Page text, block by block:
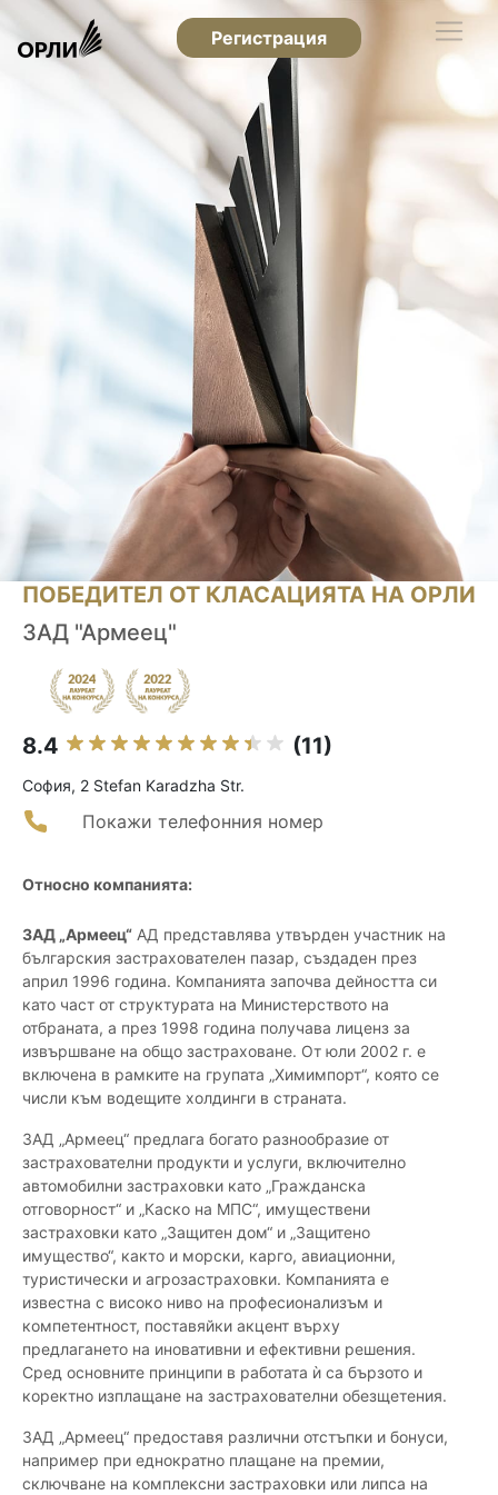
Регистрация
ПОБЕДИТЕЛ ОТ КЛАСАЦИЯТА НА ОРЛИ
ЗАД "Армеец"
8.4 (11)
София, 2 Stefan Karadzha Str.
Покажи телефонния номер
Относно компанията:
ЗАД „Армеец“ АД представлява утвърден участник на
българския застрахователен пазар, създаден през
април 1996 година. Компанията започва дейността си
като част от структурата на Министерството на
отбраната, а през 1998 година получава лиценз за
извършване на общо застраховане. От юли 2002 г. е
включена в рамките на групата „Химимпорт“, която се
числи към водещите холдинги в страната.
ЗАД „Армеец“ предлага богато разнообразие от
застрахователни продукти и услуги, включително
автомобилни застраховки като „Гражданска
отговорност“ и „Каско на МПС“, имуществени
застраховки като „Защитен дом“ и „Защитено
имущество“, както и морски, карго, авиационни,
туристически и агрозастраховки. Компанията е
известна с високо ниво на професионализъм и
компетентност, поставяйки акцент върху
предлагането на иновативни и ефективни решения.
Сред основните принципи в работата ѝ са бързото и
коректно изплащане на застрахователни обезщетения.
ЗАД „Армеец“ предоставя различни отстъпки и бонуси,
например при еднократно плащане на премии,
сключване на комплексни застраховки или липса на